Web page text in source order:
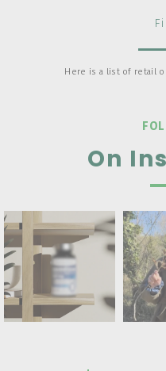
Here is a list of retail
On